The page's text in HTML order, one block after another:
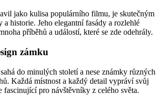
jako kulisa populárního filmu, je skutečným
a historie. Jeho elegantní fasády a rozlehlé
příběhů a událostí, které se zde odehrály.
zámku
do minulých století a nese známky různých
Každá místnost a každý detail vypráví svůj
fascinující pro návštěvníky z celého světa.